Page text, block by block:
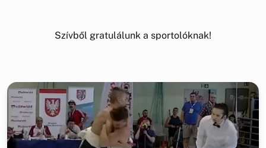
Szívből gratulálunk a sportolóknak!